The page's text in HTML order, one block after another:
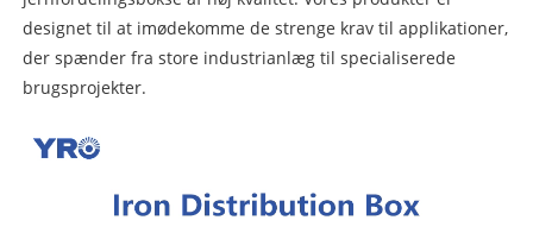
designet til at imødekomme de strenge krav til applikationer,
der spænder fra store industrianlæg til specialiserede
brugsprojekter.